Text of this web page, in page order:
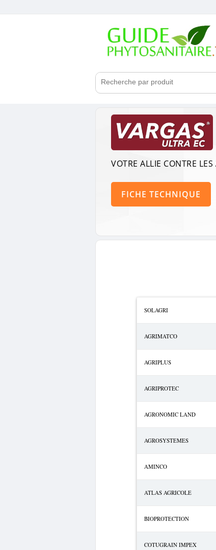
VOTRE ALLIE CONTRE
FICHE TECHNIQUE
SOLAGRI
AGRIMATCO
AGRIPLUS
AGRIPROTEC
AGRONOMIC LAND
AGROSYSTEMES
AMINCO
ATLAS AGRICOLE
BIOPROTECTION
COTUGRAIN IMPEX